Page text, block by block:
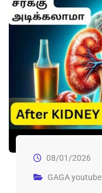
08/01/2026
GAGA youtube